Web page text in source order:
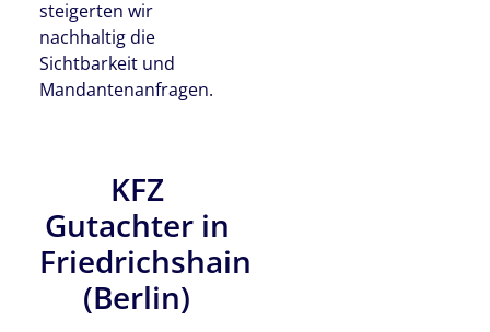
steigerten wir
nachhaltig die
Sichtbarkeit und
Mandantenanfragen.
KFZ
Gutachter in
Friedrichshain
(Berlin)